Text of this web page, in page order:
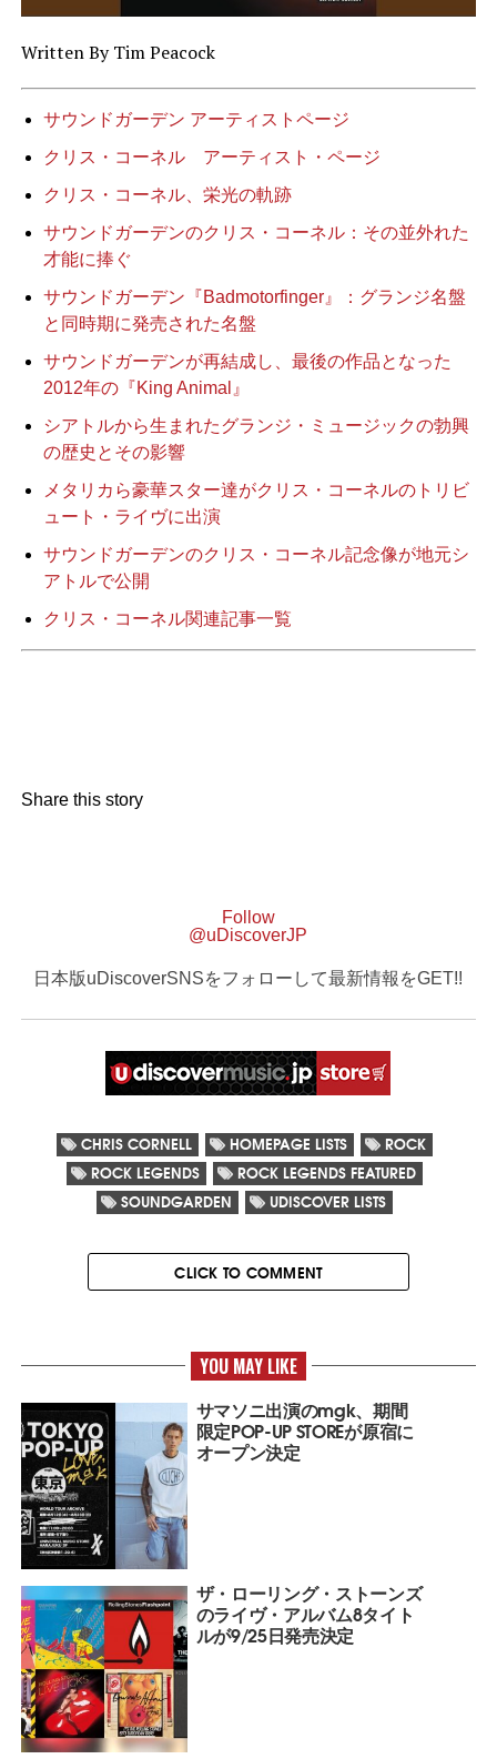
Written By Tim Peacock
サウンドガーデン アーティストページ
クリス・コーネル アーティスト・ページ
クリス・コーネル、栄光の軌跡
サウンドガーデンのクリス・コーネル：その並外れた
才能に捧ぐ
サウンドガーデン『Badmotorfinger』：グランジ名盤
と同時期に発売された名盤
サウンドガーデンが再結成し、最後の作品となった
2012年の『King Animal』
シアトルから生まれたグランジ・ミュージックの勃興
の歴史とその影響
メタリカら豪華スター達がクリス・コーネルのトリビ
ュート・ライヴに出演
サウンドガーデンのクリス・コーネル記念像が地元シ
アトルで公開
クリス・コーネル関連記事一覧
Share this story
Follow
@uDiscoverJP
日本版uDiscoverSNSをフォローして最新情報をGET!!
CHRIS CORNELL HOMEPAGE LISTS
ROCK
ROCK LEGENDS
ROCK LEGENDS FEATURED
SOUNDGARDEN
UDISCOVER LISTS
CLICK TO COMMENT
YOU MAY LIKE
サマソニ出演のmgk、期間
限定POP-UP STOREが原宿に
オープン決定
ザ・ローリング・ストーンズ
のライヴ・アルバム8タイト
ルが9/25日発売決定